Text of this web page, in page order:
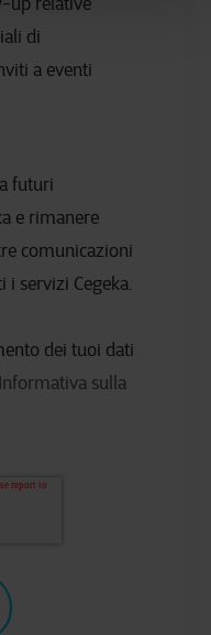
di
a eventi
futuri
e rimanere
comunicazioni
i servizi Cegeka.
dei tuoi dati
Informativa sulla